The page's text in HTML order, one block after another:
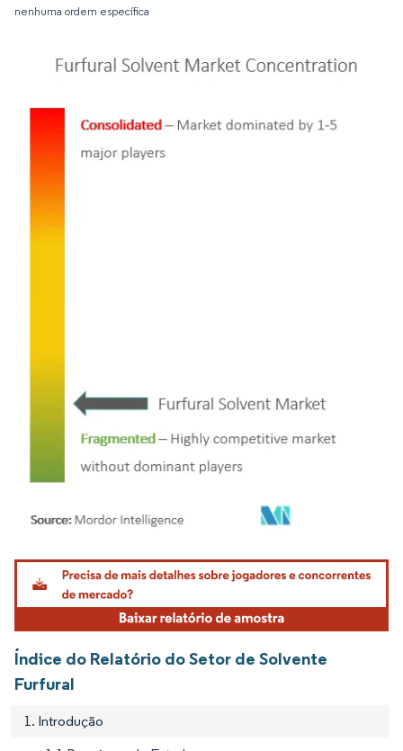
nenhuma ordem específica
Imagem © Mordor Intelligence. O reuso requer atribuição conforme CC BY 4.0.
Índice do Relatório do Setor de Solvente
Furfural
1. Introdução